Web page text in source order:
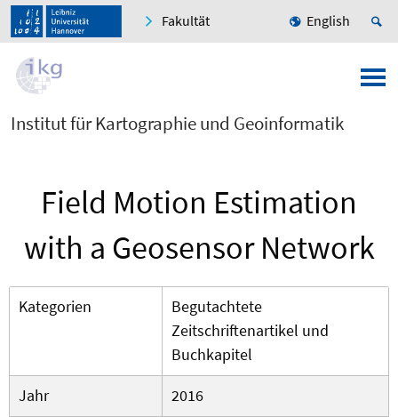
Fakultät English
Institut für Kartographie und Geoinformatik
Field Motion Estimation
with a Geosensor Network
Kategorien
Begutachtete
Zeitschriftenartikel und
Buchkapitel
Jahr
2016